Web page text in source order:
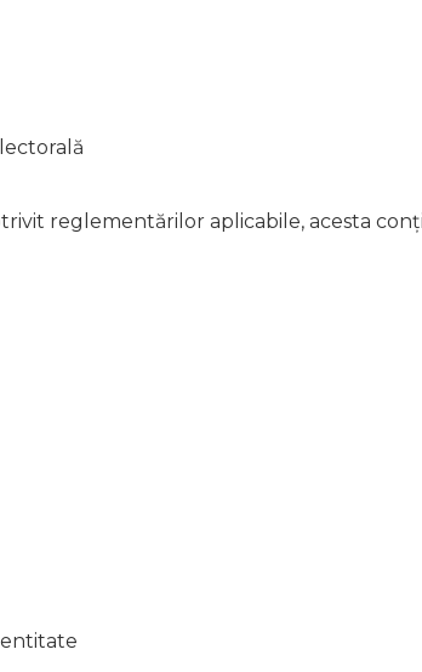
reglementărilor aplicabile, acesta